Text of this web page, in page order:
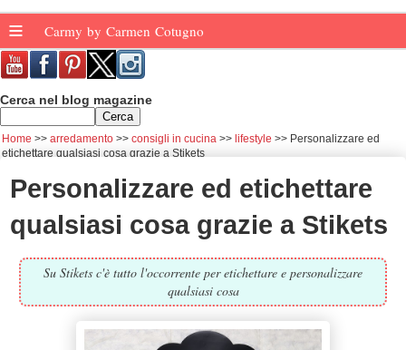
≡ Carmy by Carmen Cotugno
Cerca nel blog magazine
Home arredamento consigli in cucina lifestyle
Personalizzare ed
etichettare qualsiasi cosa grazie a Stikets
Personalizzare ed etichettare
qualsiasi cosa grazie a Stikets
Su Stikets c'è tutto l'occorrente per etichettare e personalizzare
qualsiasi cosa